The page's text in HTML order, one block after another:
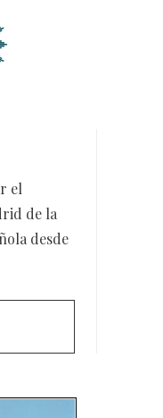
el
de la
desde